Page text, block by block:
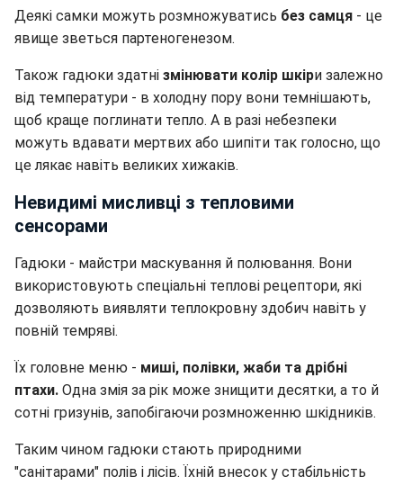
Деякі самки можуть розмножуватись без самця - це
явище зветься партеногенезом.
Також гадюки здатні змінювати колір шкіри залежно
від температури - в холодну пору вони темнішають,
щоб краще поглинати тепло. А в разі небезпеки
можуть вдавати мертвих або шипіти так голосно, що
це лякає навіть великих хижаків.
Невидимі мисливці з тепловими
сенсорами
Гадюки - майстри маскування й полювання. Вони
використовують спеціальні теплові рецептори, які
дозволяють виявляти теплокровну здобич навіть у
повній темряві.
Їх головне меню - миші, полівки, жаби та дрібні
птахи. Одна змія за рік може знищити десятки, а то й
сотні гризунів, запобігаючи розмноженню шкідників.
Таким чином гадюки стають природними
"санітарами" полів і лісів. Їхній внесок у стабільність